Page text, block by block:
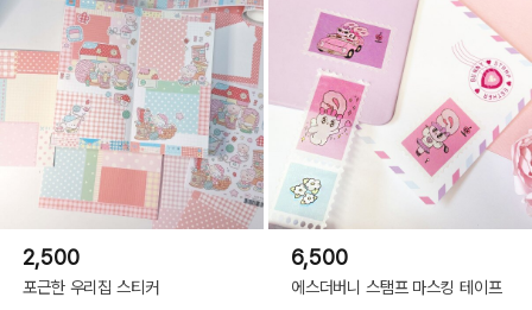
2,500
포근한 우리집 스티커
6,500
에스더버니 스탬프 마스킹 테이프